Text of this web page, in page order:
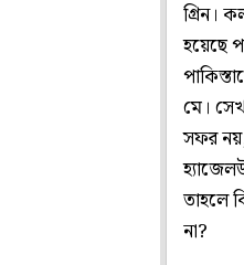
গ্রিন।
হয়েছে
মে।
সফর নয়,
তাহলে
না?